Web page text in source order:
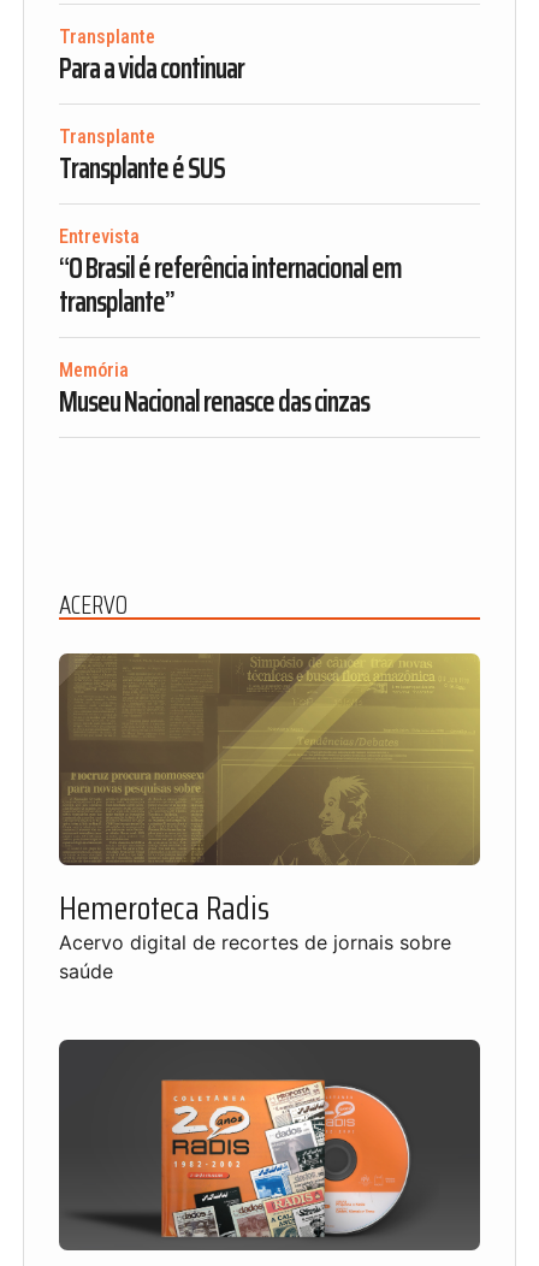
Transplante
Para a vida continuar
Transplante
Transplante é SUS
Entrevista
“O Brasil é referência internacional em
transplante”
Memória
Museu Nacional renasce das cinzas
ACERVO
Hemeroteca Radis
Acervo digital de recortes de jornais sobre
saúde